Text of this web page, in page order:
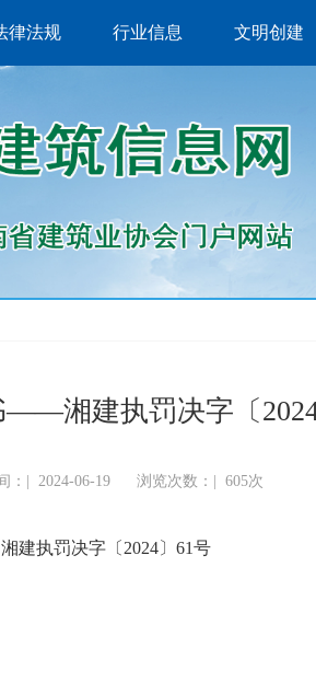
律法规 行业信息 文明创建
——湘建执罚决字〔
：| 2024-06-19 浏览次数：| 605次
湘建执罚决字〔2024〕61号